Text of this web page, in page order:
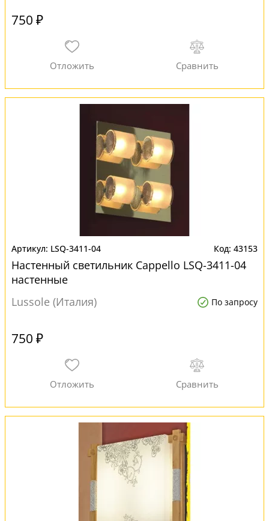
750 ₽
LSQ-3411-04 43153
Настенный светильник Cappello LSQ-3411-04
настенные
Lussole (Италия)
По запросу
750 ₽